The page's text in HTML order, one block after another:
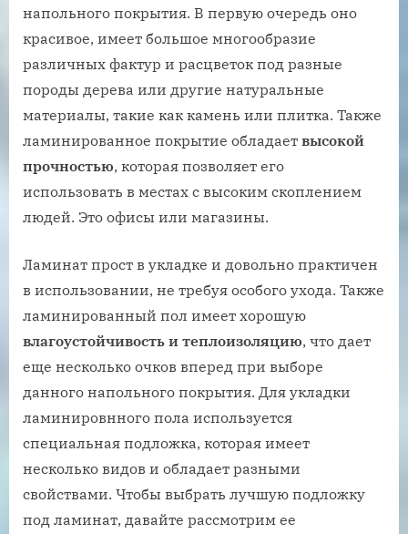
напольного покрытия. В первую очередь оно
красивое, имеет большое многообразие
различных фактур и расцветок под разные
породы дерева или другие натуральные
материалы, такие как камень или плитка. Также
ламинированное покрытие обладает высокой
прочностью, которая позволяет его
использовать в местах с высоким скоплением
людей. Это офисы или магазины.
Ламинат прост в укладке и довольно практичен
в использовании, не требуя особого ухода. Также
ламинированный пол имеет хорошую
влагоустойчивость и теплоизоляцию, что дает
еще несколько очков вперед при выборе
данного напольного покрытия. Для укладки
ламинировнного пола используется
специальная подложка, которая имеет
несколько видов и обладает разными
свойствами. Чтобы выбрать лучшую подложку
под ламинат, давайте рассмотрим ее